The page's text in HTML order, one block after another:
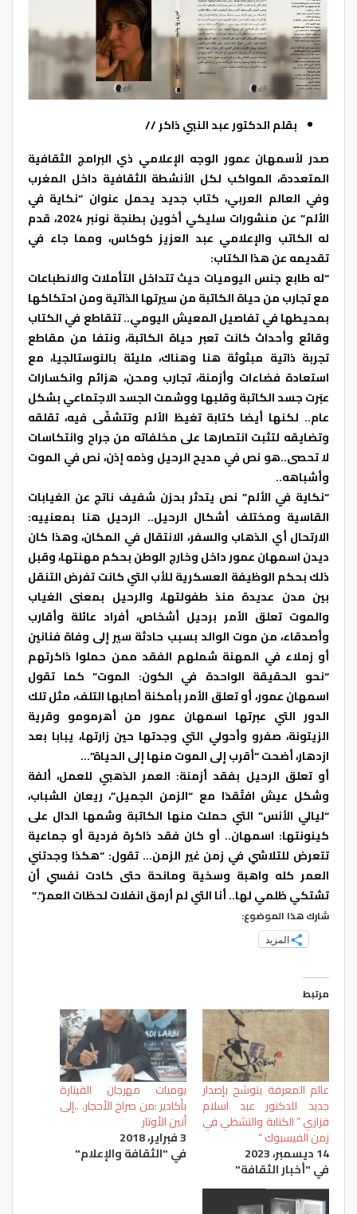
بقلم الدكتور عبد النبي ذاكر //
صدر لأسمهان عمور الوجه الإعلامي ذي البرامج الثقافية
المتعددة، المواكب لكل الأنشطة الثقافية داخل المغرب
وفي العالم العربي، كتاب جديد يحمل عنوان “نكاية في
الألم” عن منشورات سليكي أخوين بطنجة نونبر 2024، قدم
له الكاتب والإعلامي عبد العزيز كوكاس، ومما جاء في
تقديمه عن هذا الكتاب:
“له طابع جنس اليوميات حيث تتداخل التأملات والانطباعات
مع تجارب من حياة الكاتبة من سيرتها الذاتية ومن احتكاكها
بمحيطها في تفاصيل المعيش اليومي.. تتقاطع في الكتاب
وقائع وأحداث كانت تعبر حياة الكاتبة، ونتفا من مقاطع
تجربة ذاتية مبثوثة هنا وهناك، مليئة بالنوستالجيا، مع
استعادة فضاءات وأزمنة، تجارب ومحن، هزائم وانكسارات
عبَرت جسد الكاتبة وقلبها ووشمت الجسد الاجتماعي بشكل
عام.. لكنها أيضا كتابة تغيظ الألم وتتشفّى فيه، تقلقه
وتضايقه لتثبت انتصارها على مخلفاته من جراح وانتكاسات
لا تحصى..هو نص في مديح الرحيل وذمه إذن، نص في الموت
وأشباهه..
“نكاية في الألم” نص يتدثر بحزن شفيف ناتج عن الغيابات
القاسية ومختلف أشكال الرحيل.. الرحيل هنا بمعنييه:
الارتحال أي الذهاب والسفر، الانتقال في المكان، وهذا كان
ديدن اسمهان عمور داخل وخارج الوطن بحكم مهنتها، وقبل
ذلك بحكم الوظيفة العسكرية للأب التي كانت تفرض التنقل
بين مدن عديدة منذ طفولتها، والرحيل بمعنى الغياب
والموت تعلق الأمر برحيل أشخاص، أفراد عائلة وأقارب
وأصدقاء، من موت الوالد بسبب حادثة سير إلى وفاة فنانين
أو زملاء في المهنة شملهم الفقد ممن حملوا ذاكرتهم
“نحو الحقيقة الواحدة في الكون: الموت” كما تقول
اسمهان عمور، أو تعلق الأمر بأمكنة أصابها التلف، مثل تلك
الدور التي عبرتها اسمهان عمور من أهرمومو وقرية
الزيتونة، صفرو وأحولي التي وجدتها حين زارتها، يبابا بعد
ازدهار، أضحت “أقرب إلى الموت منها إلى الحياة”…
أو تعلق الرحيل بفقد أزمنة: العمر الذهبي للعمل، ألفة
وشكل عيش افتُقدَا مع “الزمن الجميل”، ريعان الشباب،
“ليالي الأنس” التي حملت منها الكاتبة وشمها الدال على
كينونتها: اسمهان.. أو كان فقد ذاكرة فردية أو جماعية
تتعرض للتلاشي في زمن غير الزمن… تقول: “هكذا وجدتني
العمر كله واهبة وسخية ومانحة حتى كادت نفسي أن
تشتكي ظلمي لها.. أنا التي لم أرمق انفلات لحظات العمر”.”
شارك هذا الموضوع:
المزيد
مرتبط
عالم المعرفة يتوشح بإصدار
جديد للدكتور عبد اسلام
فزازي ” الكتابة والتشظي في
زمن الفيسبوك “
14 ديسمبر، 2023
في "أخبار الثقافة"
يوميات مهرجان القيتارة
بأكادير :من صراخ الأحجار. ..إلى
أنين الأوتار
3 فبراير، 2018
في "الثقافة والإعلام"